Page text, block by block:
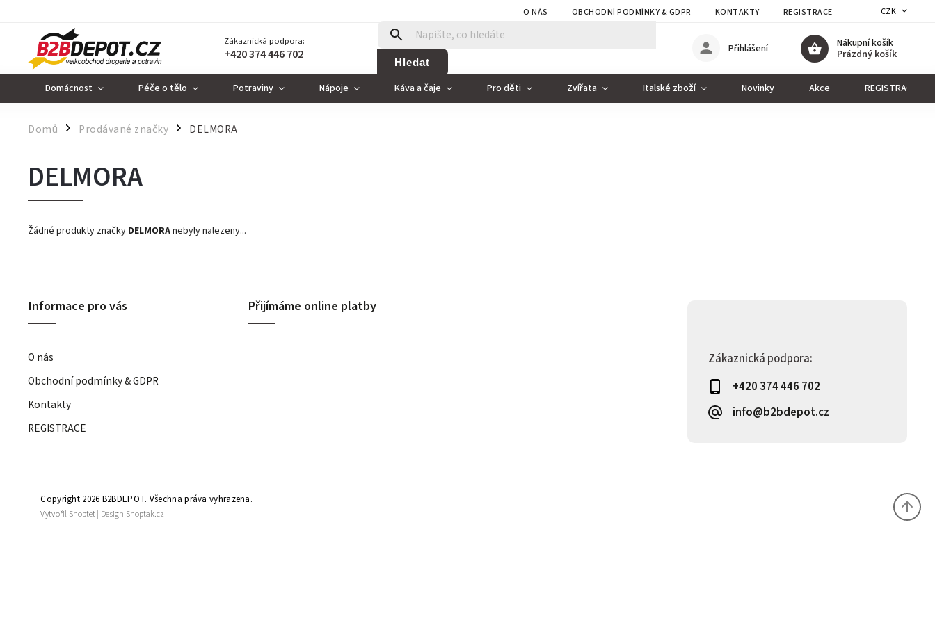
O NÁS OBCHODNÍ PODMÍNKY & GDPR KONTAKTY REGISTRACE CZK
Zákaznická podpora:
+420 374 446 702 Hledat
Nákupní košík
Prázdný košík
Přihlášení
Domácnost Péče o tělo Potraviny Nápoje Káva a čaje Pro děti Zvířata Italské zboží Novinky Akce REGISTRACE
Domů / Prodávané značky / DELMORA
DELMORA
Žádné produkty značky DELMORAnebyly nalezeny...
Zákaznická podpora:
+420 374 446 702
info@b2bdepot.cz
Informace pro vás
O nás
Obchodní podmínky & GDPR
Kontakty
REGISTRACE
Přijímáme online platby
Copyright 2026 B2BDEPOT. Všechna práva vyhrazena.
Vytvořil Shoptet| Design Shoptak.cz